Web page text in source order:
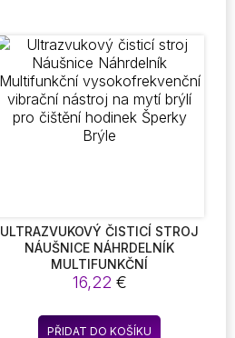
variant.
Možnosti
lze
vybrat
ULTRAZVUKOVÝ ČISTICÍ STROJ
NÁUŠNICE NÁHRDELNÍK
MULTIFUNKČNÍ
VYSOKOFREKVENČNÍ VIBRAČNÍ
ČIŠTĚNÍ HODINEK ŠPERKY BRÝLE
16,22 €
PŘIDAT DO KOŠÍKU